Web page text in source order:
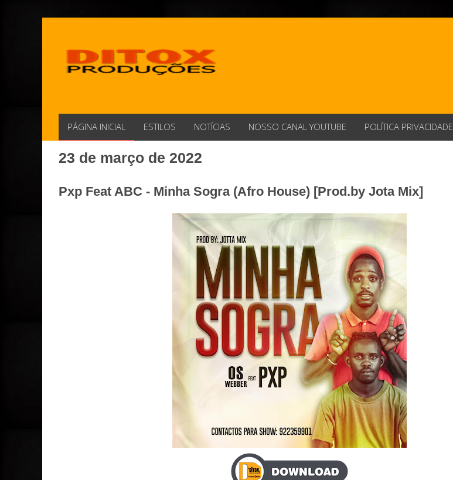
PÁGINA INICIAL ESTILOS NOTÍCIAS NOSSO CANAL YOUTUBE POLÍTICA PRIVACIDADE
23 de março de 2022
Pxp Feat ABC - Minha Sogra (Afro House) [Prod.by Jota Mix]